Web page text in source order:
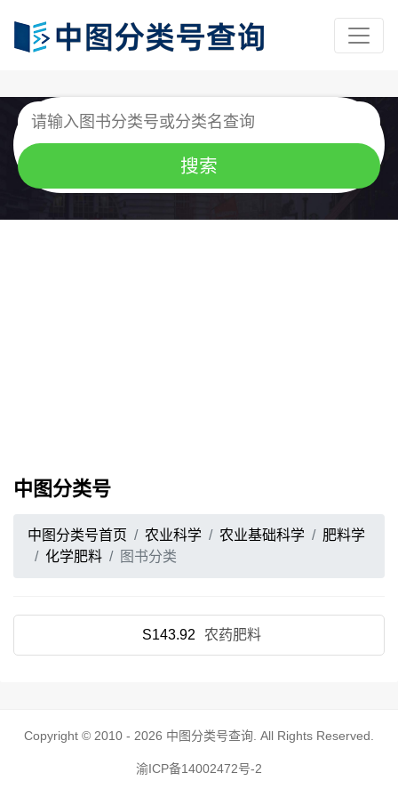
中图分类号
中图分类号首页 农业科学 农业基础科学
肥料学
化学肥料
图书分类
S143.92 农药肥料
Copyright © 2010 - 2026 中图分类号查询 . All Rights Reserved.
渝ICP备14002472号-2